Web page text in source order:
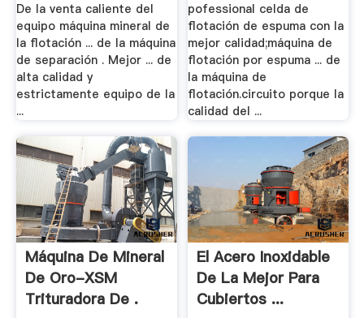
De la venta caliente del
equipo máquina mineral de
la flotación ... de la máquina
de separación . Mejor ... de
alta calidad y
estrictamente equipo de la
...
pofessional celda de
flotación de espuma con la
mejor calidad;máquina de
flotación por espuma ... de
la máquina de
flotación.circuito porque la
calidad del ...
Máquina De Mineral
De Oro-XSM
Trituradora De .
El Acero Inoxidable
De La Mejor Para
Cubiertos ...